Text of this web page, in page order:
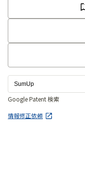
Google Patent 検索
情報修正依頼